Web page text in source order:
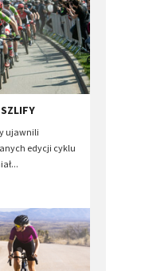
ujawnili
edycji cyklu